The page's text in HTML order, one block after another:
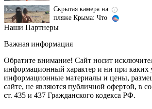
люди вытворяют, когда
их не видят...
несколько секунд, а
смеяться вы будете
долго
i
Королева вагона
отожгла! Видео не
Наши Партнеры
Важная информация
Обратите внимание! Сайт носит
информационный характер и ни при каких
информационные материалы и цены,
сайте, не являются публичной офертой, в
ст. 435 и 437 Гражданского кодекса РФ.